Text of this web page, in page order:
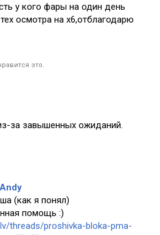
у кого фары на один день
осмотра на х6,отблагодарю
это.
за завышенных ожиданий.
Andy
(как я понял)
помощь :)
threads/proshivka-bloka-pma-